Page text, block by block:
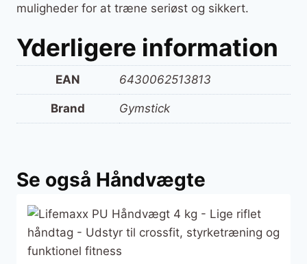
muligheder for at træne seriøst og sikkert.
Yderligere information
EAN 6430062513813
Brand Gymstick
Se også Håndvægte